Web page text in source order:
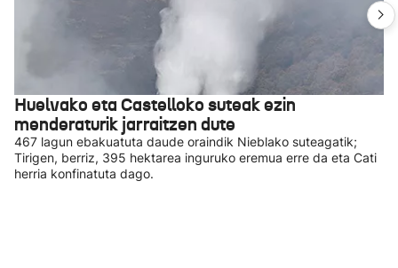
Huelvako eta Castelloko suteak ezin
menderaturik jarraitzen dute
467 lagun ebakuatuta daude oraindik Nieblako suteagatik;
Tirigen, berriz, 395 hektarea inguruko eremua erre da eta Cati
herria konfinatuta dago.